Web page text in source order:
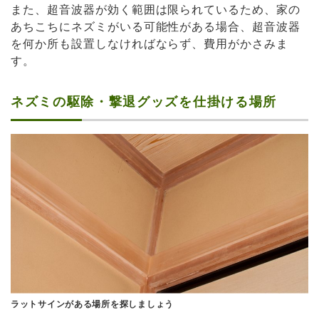
また、超音波器が効く範囲は限られているため、家の
あちこちにネズミがいる可能性がある場合、超音波器
を何か所も設置しなければならず、費用がかさみま
す。
ネズミの駆除・撃退グッズを仕掛ける場所
ラットサインがある場所を探しましょう